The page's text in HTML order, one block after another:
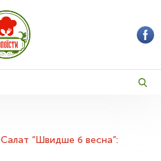
Салат “Швидше б весна”: